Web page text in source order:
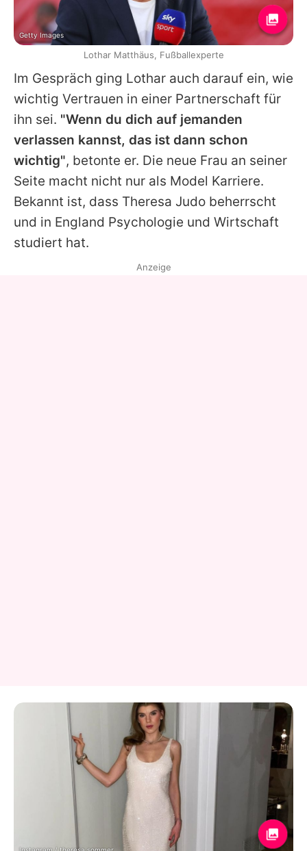
Im Gespräch ging Lothar auch darauf ein, wie
wichtig Vertrauen in einer Partnerschaft für
ihn sei. "Wenn du dich auf jemanden
verlassen kannst, das ist dann schon
wichtig", betonte er. Die neue Frau an seiner
Seite macht nicht nur als Model Karriere.
Bekannt ist, dass Theresa Judo beherrscht
und in England Psychologie und Wirtschaft
studiert hat.
Getty Images
Lothar Matthäus, Fußballexperte
Anzeige